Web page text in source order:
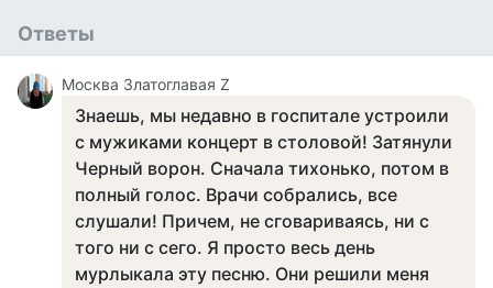
Ответы
Москва Златоглавая Z
Знаешь, мы недавно в госпитале устроили
с мужиками концерт в столовой! Затянули
Черный ворон. Сначала тихонько, потом в
полный голос. Врачи собрались, все
слушали! Причем, не сговариваясь, ни с
того ни с сего. Я просто весь день
мурлыкала эту песню. Они решили меня